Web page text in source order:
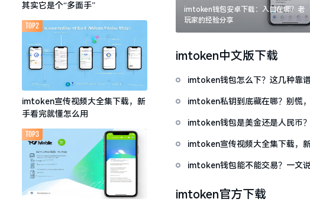
其实它是个“多面手”
imtoken宣传视频大全集下载，新
手看完就懂怎么用
TOP2
TOP3
imtoken钱包安卓下载：入口在哪？老
玩家的经验分享
imtoken中文版下载
imtoken钱包怎么下？这几种靠
imtoken私钥到底藏在哪？别慌
imtoken钱包是美金还是人民币
imtoken宣传视频大全集下载，
imtoken钱包能不能交易？一文
imtoken官方下载